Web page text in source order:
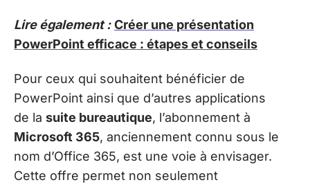
Lire également : Créer une présentation
PowerPoint efficace : étapes et conseils
Pour ceux qui souhaitent bénéficier de
PowerPoint ainsi que d’autres applications
de la suite bureautique, l’abonnement à
Microsoft 365, anciennement connu sous le
nom d’Office 365, est une voie à envisager.
Cette offre permet non seulement